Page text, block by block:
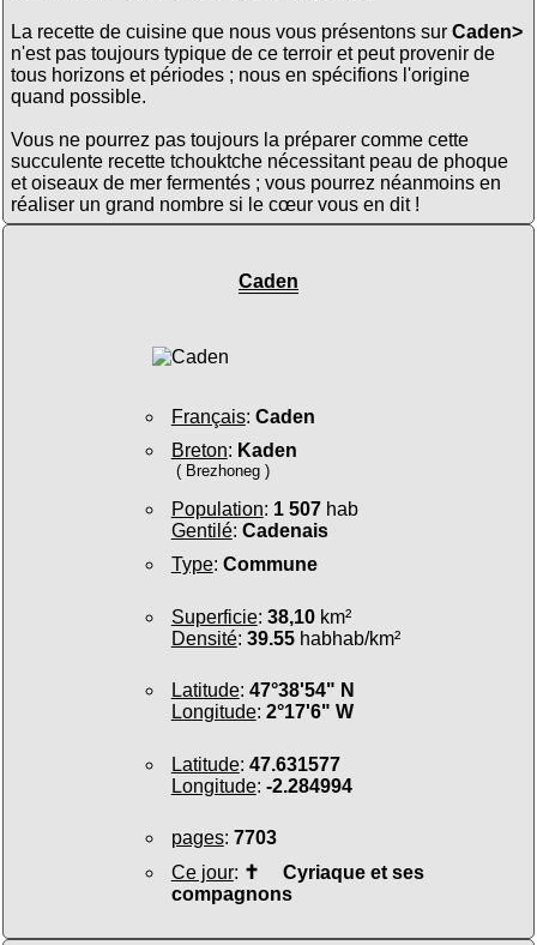
La recette de cuisine que nous vous présentons sur Caden>
n'est pas toujours typique de ce terroir et peut provenir de
tous horizons et périodes ; nous en spécifions l'origine
quand possible.
Vous ne pourrez pas toujours la préparer comme cette
succulente recette tchouktche nécessitant peau de phoque
et oiseaux de mer fermentés ; vous pourrez néanmoins en
réaliser un grand nombre si le cœur vous en dit !
Caden
Français: Caden
Breton: Kaden
( Brezhoneg )
Population: 1 507hab
Gentilé: Cadenais
Type: Commune
Superficie: 38,10km²
Densité: 39.55habhab/km²
Latitude: 47°38'54" N
Longitude: 2°17'6" W
Latitude: 47.631577
Longitude: -2.284994
pages: 7703
Ce jour: ✝ Cyriaque et ses
compagnons